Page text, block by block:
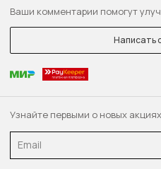
Узнайте первыми о новых
Email
Ваши комментарии помогут
Написать